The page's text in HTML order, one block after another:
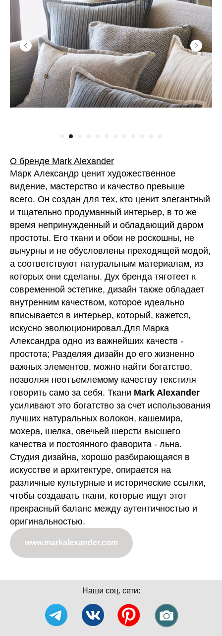
О бренде Маrk Aleхander
Марк Александр ценит художественное
видение, мастерство и качество превыше
всего. Он создан для тех, кто ценит элегантный
и тщательно продуманный интерьер, в то же
время непринужденный и обладающий даром
простоты. Его ткани и обои не роскошны, не
вычурны и не обусловлены преходящей модой,
а соответствуют натуральным материалам, из
которых они сделаны. Дух бренда тяготеет к
современной эстетике, дизайн также обладает
внутренним качеством, которое идеально
вписывается в интерьер, который, кажется,
искусно эволюционировал.Для Марка
Александра одно из важнейших качеств -
простота; Разделяя дизайн до его жизненно
важных элементов, можно найти богатство,
позволяя неотъемлемому качеству текстиля
говорить само за себя. Ткани Mark Alexander
усиливают это богатство за счет использования
лучших натуральных волокон, кашемира,
мохера, шелка, овечьей шерсти высшего
качества и постоянного фаворита - льна.
Студия дизайна, хорошо разбирающаяся в
искусстве и архитектуре, опирается на
различные культурные и исторические ссылки,
чтобы создавать ткани, которые ищут этот
прекрасный баланс между аутентичностью и
оригинальностью.
www.markalexander.com
Наши соц. сети: